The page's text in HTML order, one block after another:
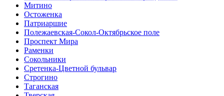
Митино
Остоженка
Патриаршие
Полежаевская-Сокол-Октябрьское поле
Проспект Мира
Раменки
Сокольники
Сретенка-Цветной бульвар
Строгино
Таганская